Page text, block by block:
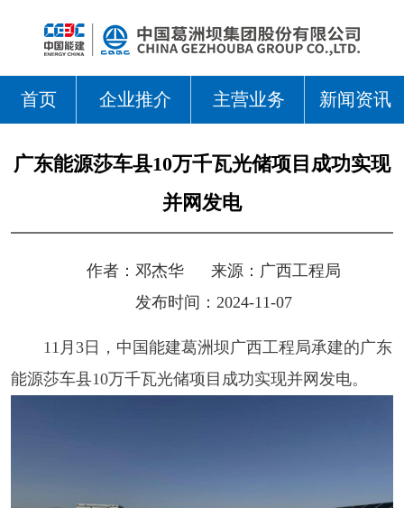
首页 企业推介 主营业务 新闻资讯
广东能源莎车县10万千瓦光储项目成功实现
并网发电
作者： 邓杰华 来源： 广西工程局
发布时间：2024-11-07
11月3日，中国能建葛洲坝广西工程局承建的广东
能源莎车县10万千瓦光储项目成功实现并网发电。